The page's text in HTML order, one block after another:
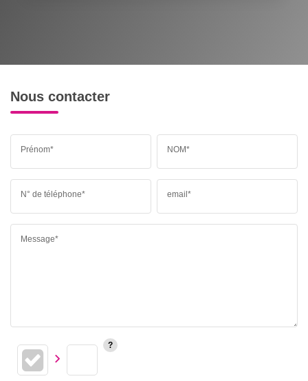
Nous contacter
Prénom* NOM*
N° de téléphone* email*
Message*